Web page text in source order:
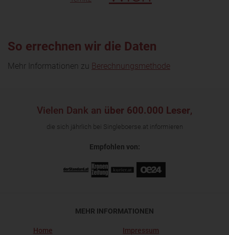
So errechnen wir die Daten
Mehr Informationen zu Berechnungsmethode
Vielen Dank an über 600.000 Leser,
die sich jährlich bei Singleboerse.at informieren
Empfohlen von:
MEHR INFORMATIONEN
Home
Impressum